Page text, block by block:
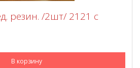
резин. /2шт/ 2121 с
В корзину